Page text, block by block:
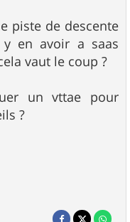
piste de descente
en avoir a saas
vaut le coup ?
un vttae pour
?